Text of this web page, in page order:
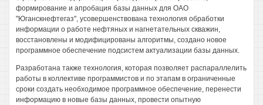
формирование и апробация базы данных для ОАО
"Юганскнефтегаз", усовершенствована технология обработки
информации о работе нефтяных и нагнетательных скважин,
восстановлены и модифицированы алгоритмы, создано новое
программное обеспечение подсистем актуализации базы данных.
Разработана также технология, которая позволяет распараллелить
работы в коллективе программистов и по этапам в ограниченные
сроки создать необходимое программное обеспечение, перенести
информацию в новые базы данных, провести опытную